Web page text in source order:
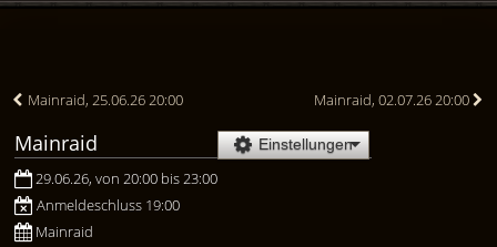
Mainraid, 25.06.26 20:00 Mainraid, 02.07.26 20:00
Einstellungen
Mainraid
29.06.26, von 20:00 bis 23:00
Anmeldeschluss 19:00
Mainraid